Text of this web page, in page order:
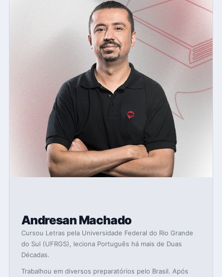
Andresan Machado
Cursou Letras pela Universidade Federal do Rio Grande
do Sul (UFRGS), leciona Português há mais de Duas
Décadas.
Trabalhou em diversos preparatórios pelo Brasil. Após